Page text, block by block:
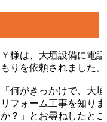
Ｙ様は、大垣設備に電
もりを依頼されました。
「何がきっかけで、大
リフォーム工事を知り
か？」とお尋ねしたと